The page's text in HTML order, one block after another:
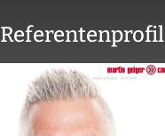
Referentenprofil